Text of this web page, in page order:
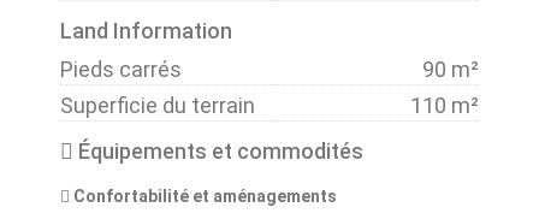
Land Information
Pieds carrés
90 m²
Superficie du terrain
110 m²
Équipements et commodités
Confortabilité et aménagements